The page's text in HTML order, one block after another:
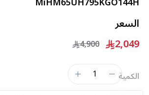
السعر
2,049
4,900
الكمية 1